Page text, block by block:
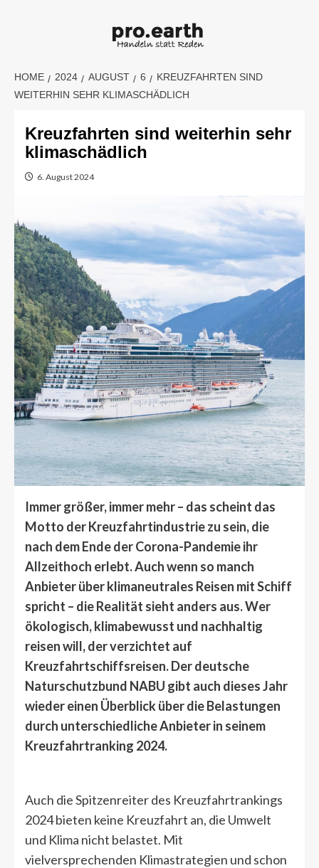
HOME 2024 AUGUST 6
KREUZFAHRTEN SIND
WEITERHIN SEHR KLIMASCHÄDLICH
Kreuzfahrten sind weiterhin sehr
klimaschädlich
6. August 2024
Immer größer, immer mehr – das scheint das
Motto der Kreuzfahrtindustrie zu sein, die
nach dem Ende der Corona-Pandemie ihr
Allzeithoch erlebt. Auch wenn so manch
Anbieter über klimaneutrales Reisen mit Schiff
spricht – die Realität sieht anders aus. Wer
ökologisch, klimabewusst und nachhaltig
reisen will, der verzichtet auf
Kreuzfahrtschiffsreisen. Der deutsche
Naturschutzbund NABU gibt auch dieses Jahr
wieder einen Überblick über die Belastungen
durch unterschiedliche Anbieter in seinem
Kreuzfahrtranking 2024.
Auch die Spitzenreiter des Kreuzfahrtrankings
2024 bieten keine Kreuzfahrt an, die Umwelt
und Klima nicht belastet. Mit
vielversprechenden Klimastrategien und schon